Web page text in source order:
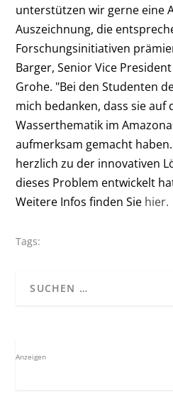
unterstützen wir gerne eine
Auszeichnung, die
Forschungsinitiativen
Barger, Senior Vice
Grohe. "Bei den Studenten
mich bedanken, dass sie auf
Wasserthematik im
aufmerksam gemacht
herzlich zu der innovativen
dieses Problem entwickelt
Weitere Infos finden Sie hier.
Tags:
Anzeigen